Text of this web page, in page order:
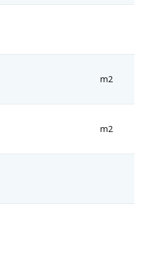
m2
m2